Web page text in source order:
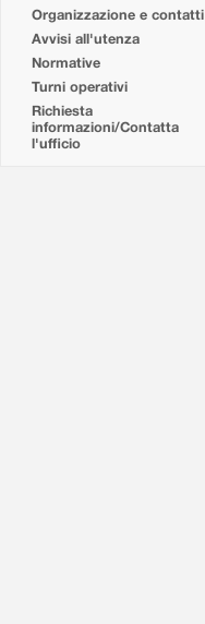
Organizzazione e contatti
Avvisi all'utenza
Normative
Turni operativi
Richiesta
informazioni/Contatta
l'ufficio